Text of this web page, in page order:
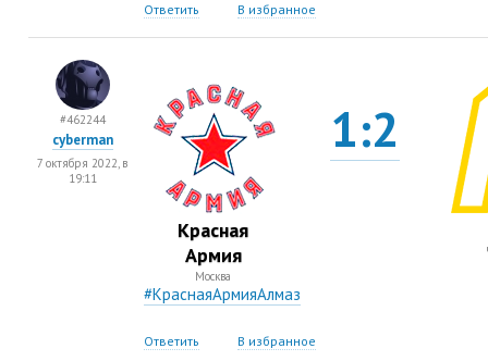
Ответить В избранное
Красная
Армия
Москва
1:2
#КраснаяАрмияАлмаз
Ответить В избранное
#462244
cyberman
7 октября 2022, в
19:11